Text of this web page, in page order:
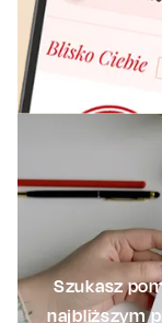
Szukasz
najbliższym